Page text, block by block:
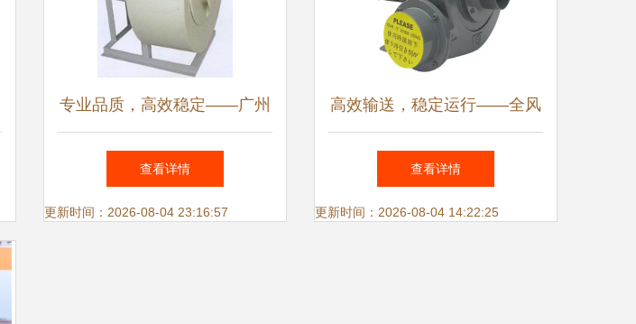
专业品质，高效稳定——广州
顺捷风机PP4-62型鼓风机产
品展示
查看详情
更新时间：2026-08-04 23:16:57
高效输送，稳定运行——全风
高压风机在粉粒物料输送中的
卓越表现
查看详情
更新时间：2026-08-04 14:22:25